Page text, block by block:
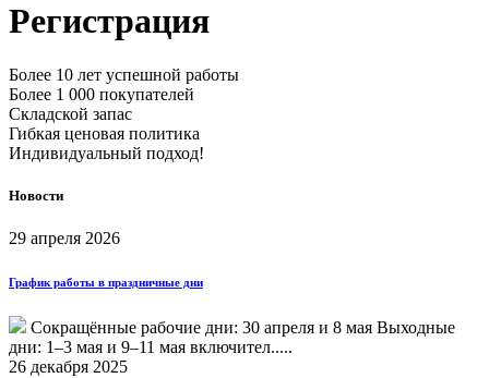
Регистрация
Более 10 лет успешной работы
Более 1 000 покупателей
Складской запас
Гибкая ценовая политика
Индивидуальный подход!
Новости
29 апреля 2026
График работы в праздничные дни
Сокращённые рабочие дни: 30 апреля и 8 мая Выходные
дни: 1–3 мая и 9–11 мая включител.....
26 декабря 2025